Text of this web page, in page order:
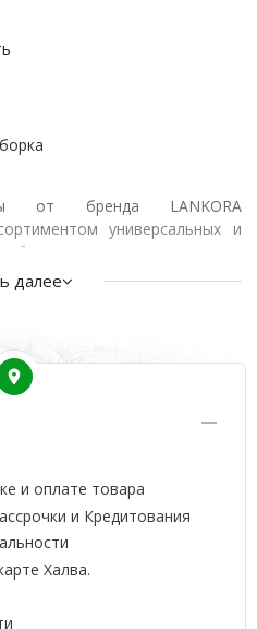
от бренда LANKORA
универсальных и
бытового и аналогичного
включает неинверторные
On/Off, которые доступны
далее
и оплате товара
и Кредитования
Халва.